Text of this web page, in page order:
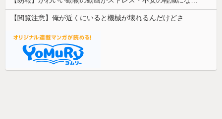
【閲覧注意】俺が近くにいると機械が壊れるんだけどさ